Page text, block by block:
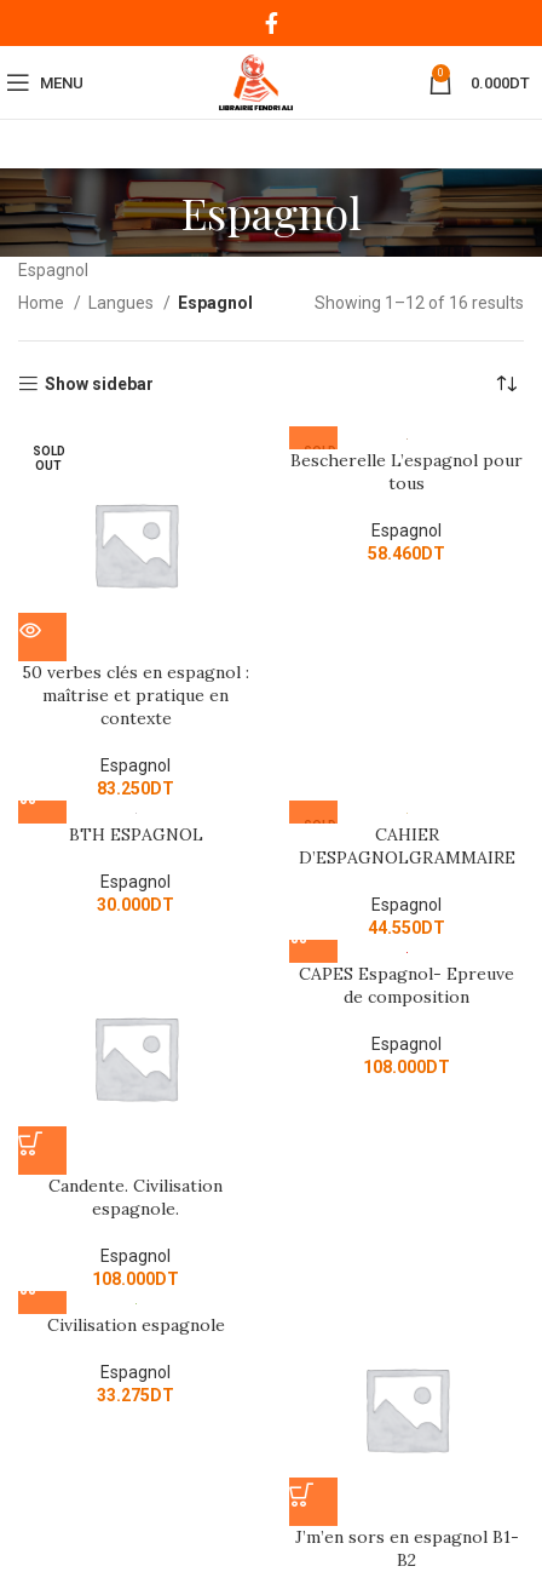
MENU
0
0.000DT
Espagnol
Espagnol
Home
Langues Espagnol Showing 1–12 of 16 results
Show sidebar
SOLD
OUT
50 verbes clés en espagnol :
maîtrise et pratique en
contexte
Espagnol
83.250DT
SOLD
OUT
Bescherelle L’espagnol pour
tous
Espagnol
58.460DT
BTH ESPAGNOL
Espagnol
30.000DT
SOLD
CAHIER
D’ESPAGNOLGRAMMAIRE
Espagnol
44.550DT
Candente. Civilisation
espagnole.
Espagnol
108.000DT
CAPES Espagnol- Epreuve
de composition
Espagnol
108.000DT
Civilisation espagnole
Espagnol
33.275 DT
J’m’en sors en espagnol B1-
B2